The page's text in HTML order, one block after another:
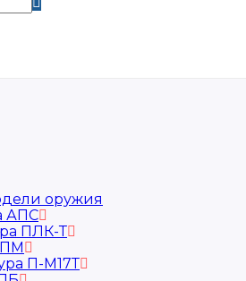
оружия
АПС
ПЛК-Т
ПМ
П-М17Т